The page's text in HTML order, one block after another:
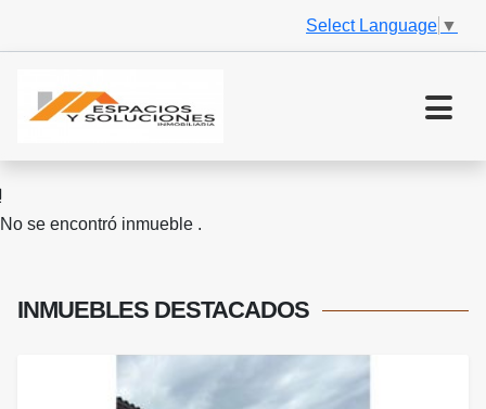
Select Language ▼
No se encontró inmueble .
INMUEBLES DESTACADOS